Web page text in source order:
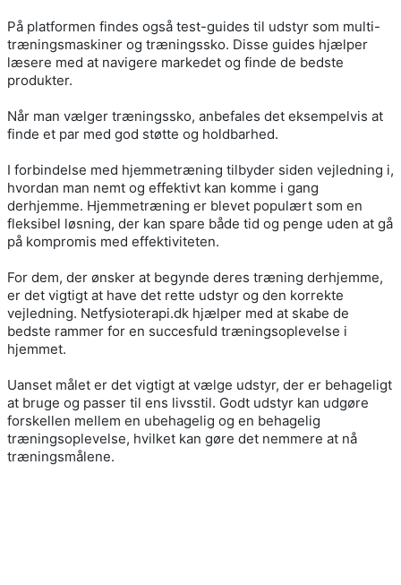
På platformen findes også test-guides til udstyr som multi-
træningsmaskiner og træningssko. Disse guides hjælper
læsere med at navigere markedet og finde de bedste
produkter.
Når man vælger træningssko, anbefales det eksempelvis at
finde et par med god støtte og holdbarhed.
I forbindelse med hjemmetræning tilbyder siden vejledning i,
hvordan man nemt og effektivt kan komme i gang
derhjemme. Hjemmetræning er blevet populært som en
fleksibel løsning, der kan spare både tid og penge uden at gå
på kompromis med effektiviteten.
For dem, der ønsker at begynde deres træning derhjemme,
er det vigtigt at have det rette udstyr og den korrekte
vejledning. Netfysioterapi.dk hjælper med at skabe de
bedste rammer for en succesfuld træningsoplevelse i
hjemmet.
Uanset målet er det vigtigt at vælge udstyr, der er behageligt
at bruge og passer til ens livsstil. Godt udstyr kan udgøre
forskellen mellem en ubehagelig og en behagelig
træningsoplevelse, hvilket kan gøre det nemmere at nå
træningsmålene.